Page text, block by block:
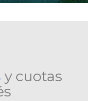
y cuotas